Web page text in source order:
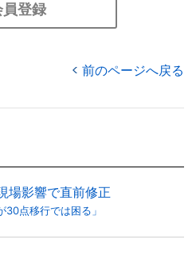
員登録
前のページへ戻る
場影響で直前修正
点移行では困る」